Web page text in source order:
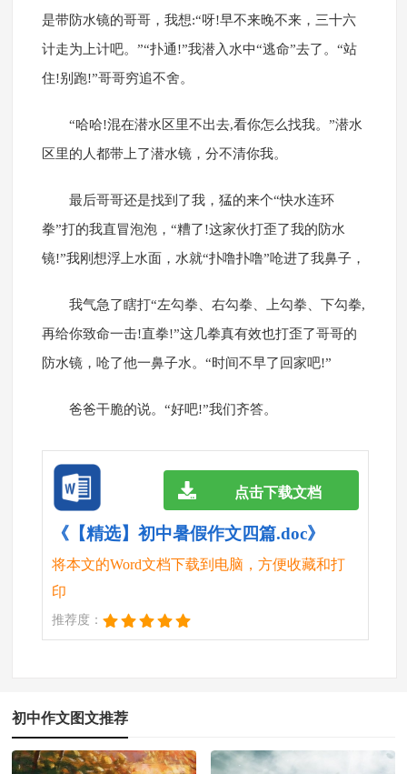
是带防水镜的哥哥，我想:“呀!早不来晚不来，三十六
计走为上计吧。”“扑通!”我潜入水中“逃命”去了。“站
住!别跑!”哥哥穷追不舍。
“哈哈!混在潜水区里不出去,看你怎么找我。”潜水
区里的人都带上了潜水镜，分不清你我。
最后哥哥还是找到了我，猛的来个“快水连环
拳”打的我直冒泡泡，“糟了!这家伙打歪了我的防水
镜!”我刚想浮上水面，水就“扑噜扑噜”呛进了我鼻子，
我气急了瞎打“左勾拳、右勾拳、上勾拳、下勾拳,
再给你致命一击!直拳!”这几拳真有效也打歪了哥哥的
防水镜，呛了他一鼻子水。“时间不早了回家吧!”
爸爸干脆的说。“好吧!”我们齐答。
《【精选】初中暑假作文四篇.doc》
将本文的Word文档下载到电脑，方便收藏和打
印
推荐度：
点击下载文档
初中作文图文推荐